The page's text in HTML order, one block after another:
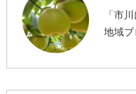
「市
地域ブ